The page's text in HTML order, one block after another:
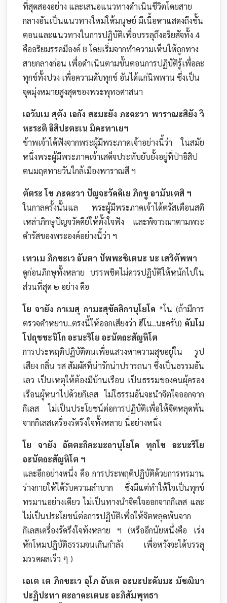
ที่สุดสองอย่าง และเสนอแนวทางดำเนินชีวิตโดยสาย
กลางอันเป็นแนวทางใหม่ให้มนุษย์ มีเนื้อหาแสดงถึงขั้น
ตอนและแนวทางในการปฏิบัติเพื่อบรรลุถึงอริยสัจทั้ง 4
คืออริยมรรคมีองค์ 8 โดยเริ่มจากทำความเห็นให้ถูกทาง
สายกลางก่อน เพื่อดำเนินตามขั้นตอนการปฏิบัติรู้เพื่อละ
ทุกข์ทั้งปวง เพื่อความดับทุกข์ อันได้แก่นิพพาน ซึ่งเป็น
จุดมุ่งหมายสูงสุดของพระพุทธศาสนา
เอวัมเม สุตัง เอกัง สะมะยัง ภะคะวา พาราณะสิยัง วิ
หะระติ อิสิปะตะเน มิคะทาเยฯ
ข้าพเจ้าได้ฟังจากพระผู้มีพระภาคเจ้าอย่างนี้ว่า ในสมัย
หนึ่งพระผู้มีพระภาคเจ้าเสด็จประทับยับยั้งอยู่ที่ป่าอิสิป
ตนมฤคทายวันใกล้เมืองพาราณสี ฯ
ตัตระ โข ภะคะวา ปัญจะวัคคิเย ภิกขู อามันเตสิ ฯ
ในกาลครั้งนั้นแล พระผู้มีพระภาคเจ้าได้ตรัสเตือนสติ
เหล่าภิกษุปัญจวัคคีย์ให้ตั้งใจฟัง และพิจารณาตามพระ
ดำรัสของพระองค์อย่างนี้ว่า ฯ
เทวเม ภิกขะเว อันตา ปัพพะชิเตนะ นะ เสวิตัพพา
ดูก่อนภิกษุทั้งหลาย บรรพชิตไม่ควรปฏิบัติให้หนักไปใน
ส่วนที่สุด ๒ อย่าง คือ
โย จายัง กาเมสุ กามะสุขัลลิกานุโยโค *โน (ถ้ามีการ
ตรวจคำหยาบ..ตรงนี้ให้ออกเสียงว่า ฮีโน..นะครับ) คัมโม
โปถุชชะนิโก อะนะริโย อะนัตถะสัญหิโต
การประพฤติปฏิบัติตนเพื่อแสวงหาความสุขอยู่ใน รูป
เสียง กลิ่น รส สัมผัสที่น่ารักน่าปรารถนา ซึ่งเป็นธรรมอัน
เลว เป็นเหตุให้ต้องมีบ้านเรือน เป็นธรรมของคนผุ้ครอง
เรือนผู้หนาไปด้วยกิเลส ไม่ใธรรมอันจะนำจิตใจออกจาก
กิเลส ไม่เป็นประโยชน์ต่อการปฏิบัติเพื่อให้จิตหลุดพ้น
จากกิเลสเครื่องรัดรึงใจทั้งหลาย นี่อย่างหนึ่ง
โย จายัง อัตตะกิละมะถานุโยโค ทุกโข อะนะริโย
อะนัตถะสัญหิโต ฯ
และอีกอย่างหนึ่ง คือ การประพฤติปฏิบัติด้วยการทรมาน
ร่างกายให้ได้รับความลำบาก ซึ่งมีแต่ทำให้ใจเป็นทุกข์
ทรมานอย่างเดียว ไม่เป็นทางนำจิตใจออกจากกิเลส และ
ไม่เป็นประโยชน์ต่อการปฏิบัติเพื่อให้จิตหลุดพ้นจาก
กิเลสเครื่องรัดรึงใจท้งหลาย ฯ (หรืออีกนัยหนึ่งคือ เร่ง
หักโหมปฏิบัติธรรมจนเกินกำลัง เพื่อหวังจะได้บรรลุ
มรรคผลเร็ว ๆ )
เอเต เต ภิกขะเว อุโภ อันเต อะนะปะคัมมะ มัชฌิมา
ปะฏิปะทา ตะถาคะเตนะ อะภิสัมพุทธา